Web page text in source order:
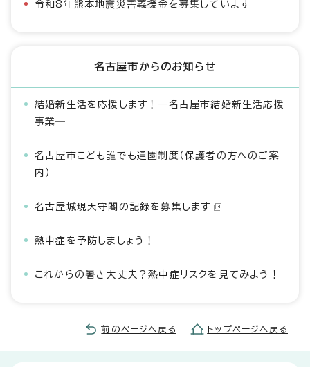
令和8年熊本地震災害義援金を募集しています
名古屋市からのお知らせ
結婚新生活を応援します！―名古屋市結婚新生活応援
事業―
名古屋市こども誰でも通園制度（保護者の方へのご案
内）
名古屋城現天守閣の記録を募集します
熱中症を予防しましょう！
これからの暑さ大丈夫？熱中症リスクを見てみよう！
前のページへ戻る トップページへ戻る